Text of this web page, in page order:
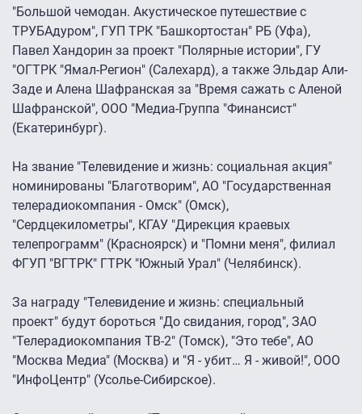
"Большой чемодан. Акустическое путешествие с
ТРУБАдуром", ГУП ТРК "Башкортостан" РБ (Уфа),
Павел Хандорин за проект "Полярные истории", ГУ
"ОГТРК "Ямал-Регион" (Салехард), а также Эльдар Али-
Заде и Алена Шафранская за "Время сажать с Аленой
Шафранской", ООО "Медиа-Группа "Финансист"
(Екатеринбург).
На звание "Телевидение и жизнь: социальная акция"
номинированы "Благотворим", АО "Государственная
телерадиокомпания - Омск" (Омск),
"Сердцекилометры", КГАУ "Дирекция краевых
телепрограмм" (Красноярск) и "Помни меня", филиал
ФГУП "ВГТРК" ГТРК "Южный Урал" (Челябинск).
За награду "Телевидение и жизнь: специальный
проект" будут бороться "До свидания, город", ЗАО
"Телерадиокомпания ТВ-2" (Томск), "Это тебе", АО
"Москва Медиа" (Москва) и "Я - убит… Я - живой!", ООО
"ИнфоЦентр" (Усолье-Сибирское).